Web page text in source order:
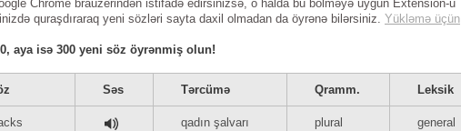
Chrome brauzerindən istifadə edirsinizsə, o halda bu bölməyə uyğun Extension-u
quraşdıraraq yeni sözləri sayta daxil olmadan da öyrənə bilərsiniz. Yükləmə üçün
aya isə 300 yeni söz öyrənmiş olun!
Səs Tərcümə Qramm. Leksik
qadın şalvarı plural general